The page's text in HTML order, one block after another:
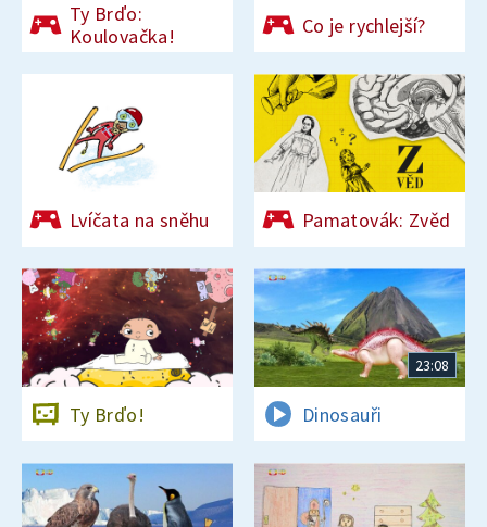
Ty Brďo:
Koulovačka!
Co je rychlejší?
Lvíčata na sněhu Pamatovák: Zvěd
Ty Brďo!
23:08
Dinosauři